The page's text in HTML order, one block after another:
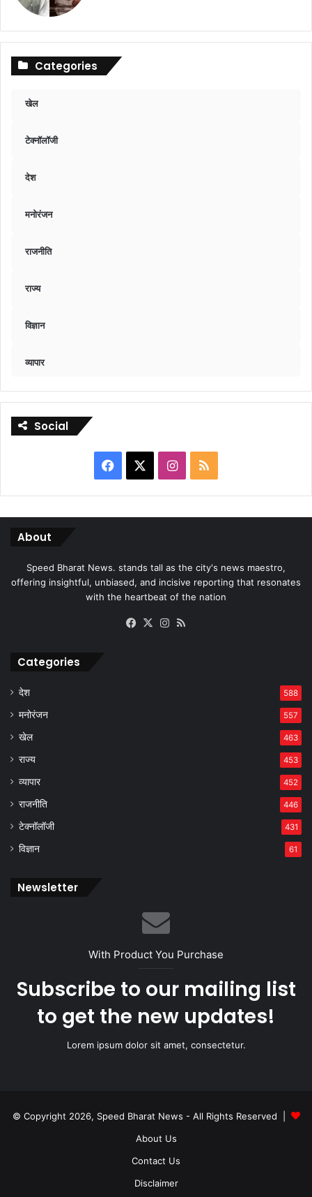
Categories
खेल
टेक्नॉलॉजी
देश
मनोरंजन
राजनीति
राज्य
विज्ञान
व्यापार
Social
Facebook Instagram
RSS
About
Speed Bharat News. stands tall as the city's news maestro,
offering insightful, unbiased, and incisive reporting that resonates
with the heartbeat of the nation
Facebook
X Instagram
Categories
देश 588
मनोरंजन 557
खेल 463
राज्य 453
व्यापार 452
राजनीति 446
टेक्नॉलॉजी 431
विज्ञान 61
Newsletter
With Product You Purchase
Subscribe to our mailing list
to get the new updates!
Lorem ipsum dolor sit amet, consectetur.
© Copyright 2026, Speed Bharat News - All Rights Reserved |
About Us
Contact Us
Disclaimer